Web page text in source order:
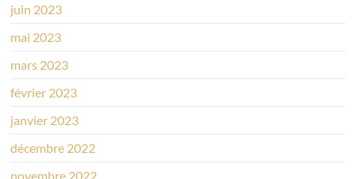
juin 2023
mai 2023
mars 2023
février 2023
janvier 2023
décembre 2022
novembre 2022